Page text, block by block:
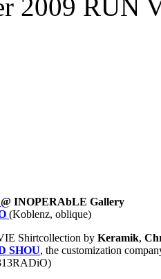
2009 RUN
@ INOPERAbLE Gallery
(Koblenz, oblique)
Shirtcollection by Keramik,
SHOU, the customization